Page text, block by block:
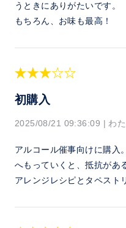
うときにありがたいです。
もちろん、お味も最高！
初購入
2025/08/21 09:36:09 | わ
アルコール催事向けに購入
へもっていくと、抵抗があ
アレンジレシピとタペスト